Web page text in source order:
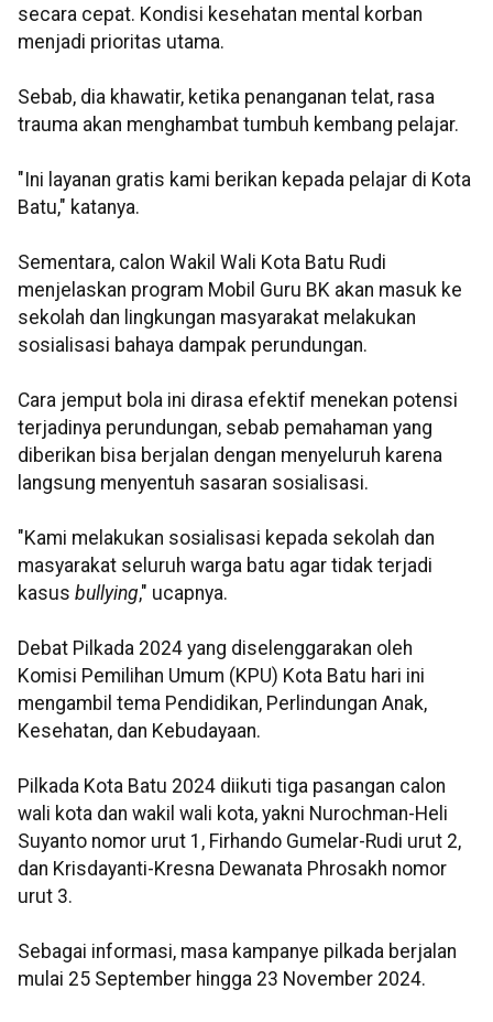
secara cepat. Kondisi kesehatan mental korban
menjadi prioritas utama.
Sebab, dia khawatir, ketika penanganan telat, rasa
trauma akan menghambat tumbuh kembang pelajar.
"Ini layanan gratis kami berikan kepada pelajar di Kota
Batu," katanya.
Sementara, calon Wakil Wali Kota Batu Rudi
menjelaskan program Mobil Guru BK akan masuk ke
sekolah dan lingkungan masyarakat melakukan
sosialisasi bahaya dampak perundungan.
Cara jemput bola ini dirasa efektif menekan potensi
terjadinya perundungan, sebab pemahaman yang
diberikan bisa berjalan dengan menyeluruh karena
langsung menyentuh sasaran sosialisasi.
"Kami melakukan sosialisasi kepada sekolah dan
masyarakat seluruh warga batu agar tidak terjadi
kasus bullying," ucapnya.
Debat Pilkada 2024 yang diselenggarakan oleh
Komisi Pemilihan Umum (KPU) Kota Batu hari ini
mengambil tema Pendidikan, Perlindungan Anak,
Kesehatan, dan Kebudayaan.
Pilkada Kota Batu 2024 diikuti tiga pasangan calon
wali kota dan wakil wali kota, yakni Nurochman-Heli
Suyanto nomor urut 1, Firhando Gumelar-Rudi urut 2,
dan Krisdayanti-Kresna Dewanata Phrosakh nomor
urut 3.
Sebagai informasi, masa kampanye pilkada berjalan
mulai 25 September hingga 23 November 2024.